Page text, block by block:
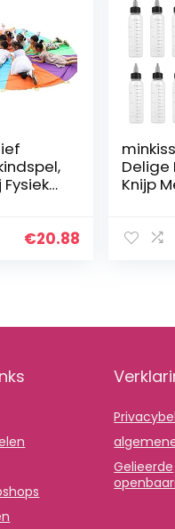
Fysieke
€20.88
Delige
Knijp
Kunst
Gelieerde